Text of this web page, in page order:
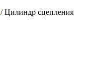
/ Цилиндр сцепления